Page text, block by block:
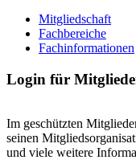
Mitgliedschaft
Fachbereiche
Fachinformationen
Login für
Im geschützten
seinen
und viele weitere